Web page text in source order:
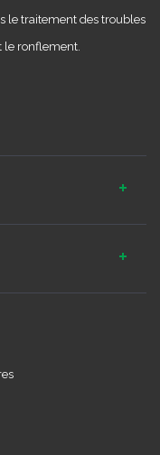
le traitement des troubles
ronflement.